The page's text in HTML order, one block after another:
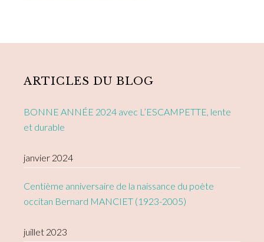
Sidebar
ARTICLES DU BLOG
BONNE ANNÉE 2024 avec L’ESCAMPETTE, lente
et durable
janvier 2024
Centième anniversaire de la naissance du poète
occitan Bernard MANCIET (1923-2005)
juillet 2023